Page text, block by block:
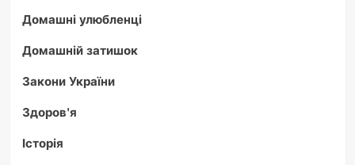
Домашні улюбленці
Домашній затишок
Закони України
Здоров'я
Історія